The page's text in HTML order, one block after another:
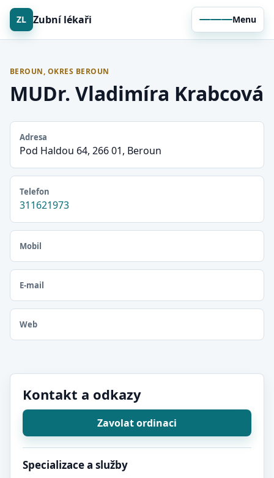
ZL Zubní lékaři Menu
BEROUN, OKRES BEROUN
MUDr. Vladimíra Krabcová
Adresa
Pod Haldou 64, 266 01, Beroun
Telefon
311621973
Mobil
E-mail
Web
Kontakt a odkazy
Zavolat ordinaci
Specializace a služby